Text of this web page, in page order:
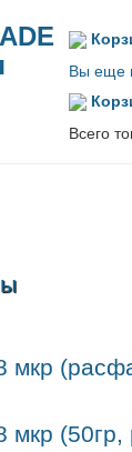
Вы еще
Всего
мкр
мкр (50гр,